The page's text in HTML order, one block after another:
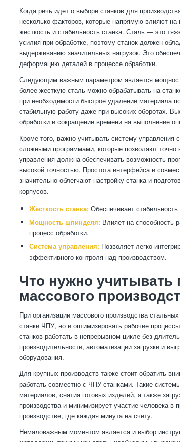
Когда речь идет о выборе станков для
несколько факторов, которые напрямую влияют
жесткость и стабильность станка. Сталь — это
усилия при обработке, поэтому станок должен
выдерживанию значительных нагрузок. Это
деформацию деталей в процессе обработки.
Следующим важным параметром является
более жесткую сталь можно обрабатывать на
при необходимости быстрое удаление материала
стабильную работу даже при высоких оборотах.
обработки и сокращение времени на выполнение
Кроме того, важно учитывать систему
сложными программами, которые позволяют точно
управления должна обеспечивать возможность
высокой точностью. Простота интерфейса и
значительно облегчают настройку станка и
корпусов.
Жесткость станка: Обеспечивает
Мощность шпинделя: Влияет на способность
процесс обработки.
Система управления: Позволяет легко
эффективного контроля над производством.
Что нужно
массового
При организации массового производства
станки ЧПУ, но и оптимизировать рабочие
станков работать в непрерывном цикле без
производительности, автоматизации загрузки и
оборудования.
Для крупных производств также стоит обратить
работать совместно с ЧПУ-станками. Такие
материалов, снятия готовых изделий, а также
производства и минимизирует участие человека
производстве, где каждая минута на счету.
Немаловажным моментом является и выбор